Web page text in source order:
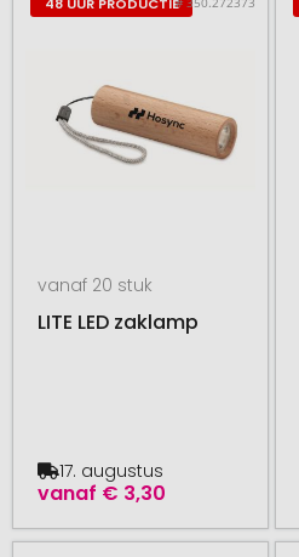
48 UUR PRODUCTIE
vanaf 20 stuk
LITE LED zaklamp
vanaf € 3,30
17. augustus